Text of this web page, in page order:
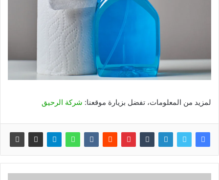
لمزيد من المعلومات، تفضل بزيارة موقعنا: شركة الرحيق